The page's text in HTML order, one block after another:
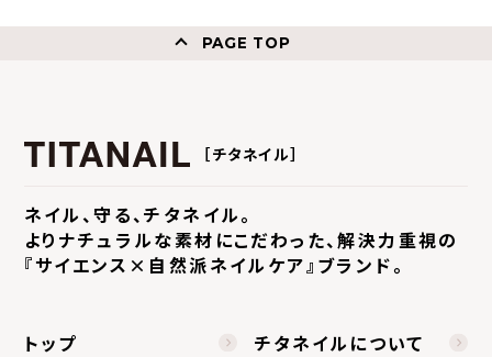
PAGE TOP
［チタネイル］
ネイル、守る、チタネイル。
よりナチュラルな素材にこだわった、解決力重視の
『サイエンス×自然派ネイルケア』ブランド。
トップ チタネイルについて